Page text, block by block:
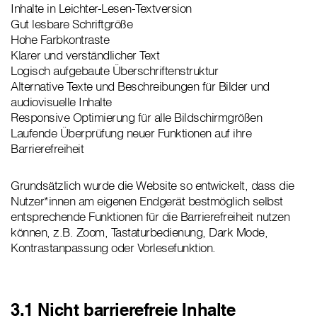
Inhalte in Leichter-Lesen-Textversion
Gut lesbare Schriftgröße
Hohe Farbkontraste
Klarer und verständlicher Text
Logisch aufgebaute Überschriftenstruktur
Alternative Texte und Beschreibungen für Bilder und
audiovisuelle Inhalte
Responsive Optimierung für alle Bildschirmgrößen
Laufende Überprüfung neuer Funktionen auf ihre
Barrierefreiheit
Grundsätzlich wurde die Website so entwickelt, dass die
Nutzer*innen am eigenen Endgerät bestmöglich selbst
entsprechende Funktionen für die Barrierefreiheit nutzen
können, z.B. Zoom, Tastaturbedienung, Dark Mode,
Kontrastanpassung oder Vorlesefunktion.
3.1 Nicht barrierefreie Inhalte